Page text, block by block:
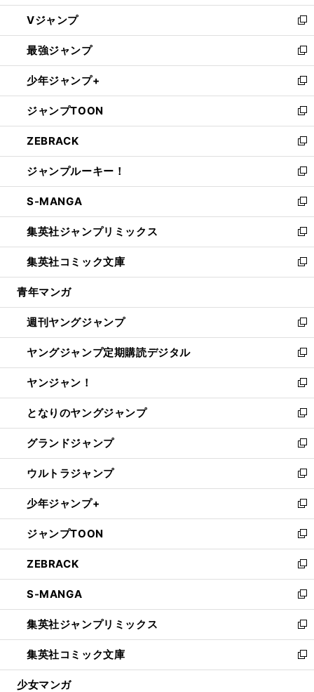
ウ
ィ
ン
ド
ウ
で
開
く
し
い
ウ
ィ
ン
ド
ウ
で
開
く
Vジャンプ
新
し
い
ウ
ィ
ン
ド
ウ
で
開
く
最強ジャンプ
新
し
い
ウ
ィ
ン
ド
ウ
で
開
く
少年ジャンプ+
新
し
い
ウ
ィ
ン
ド
ウ
で
開
く
ジャンプTOON
新
し
い
ウ
ィ
ン
ド
ウ
で
開
く
ZEBRACK
新
し
い
ウ
ィ
ン
ド
ウ
で
開
ジャンプルーキー！
新
し
い
ウ
ィ
ン
ド
ウ
開
く
S-MANGA
新
し
い
ウ
ィ
ン
ウ
で
開
く
集英社ジャンプリミックス
新
し
い
ウ
ン
ド
ウ
で
開
く
集英社コミック文庫
新
し
ウ
ィ
ン
ド
ウ
で
開
く
青年マンガ
週刊ヤングジャンプ
新
し
い
ウ
ィ
ン
ド
ウ
で
開
く
ヤングジャンプ定期購読デジタル
新
し
い
ウ
ィ
ン
ド
ウ
で
開
く
ヤンジャン！
新
し
い
ウ
ィ
ン
ド
ウ
で
開
く
となりのヤングジャンプ
新
し
い
ウ
ィ
ン
ド
ウ
で
開
く
グランドジャンプ
新
し
い
ウ
ィ
ン
ド
ウ
で
開
く
ウルトラジャンプ
新
し
い
ウ
ィ
ン
ド
ウ
で
開
く
少年ジャンプ+
新
し
い
ウ
ィ
ン
ド
ウ
で
開
く
ジャンプTOON
新
し
い
ウ
ィ
ン
ド
ウ
で
開
ZEBRACK
新
し
い
ウ
ィ
ン
ド
ウ
S-MANGA
新
し
い
ウ
ィ
ン
集英社ジャンプリミックス
新
し
い
ウ
集英社コミック文庫
新
し
少女マンガ